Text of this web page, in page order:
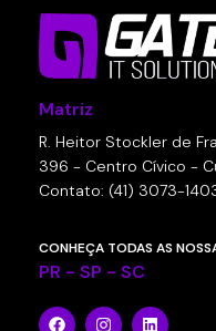
Matriz
R. Heitor Stockler de
396 - Centro Cívico -
Contato: (41) 3073-
CONHEÇA TODAS AS
PR - SP - SC